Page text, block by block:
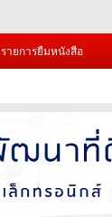
รายการยืมหนังสือ